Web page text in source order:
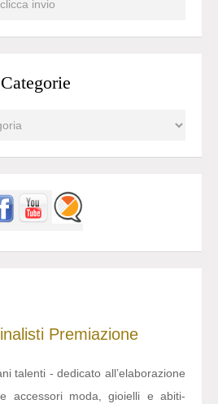
Categorie
Premiazione
talenti - dedicato all’elaborazione
accessori moda, gioielli e abiti-